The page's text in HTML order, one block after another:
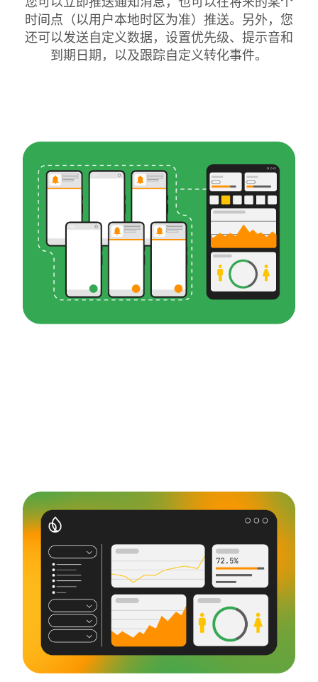
时间点（以用户本地时区为准）推送。另外，您
还可以发送自定义数据，设置优先级、提示音和
到期日期，以及跟踪自定义转化事件。